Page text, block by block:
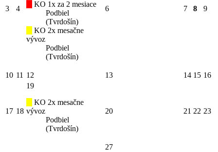
3 4
KO 1x za 2 mesiace
Podbiel
(Tvrdošín)
KO 2x mesačne
vývoz
Podbiel
(Tvrdošín)
6 7 8 9
10 11 12 13 14 15 16
17 18
19
KO 2x mesačne
vývoz
Podbiel
(Tvrdošín)
20 21 22 23
27